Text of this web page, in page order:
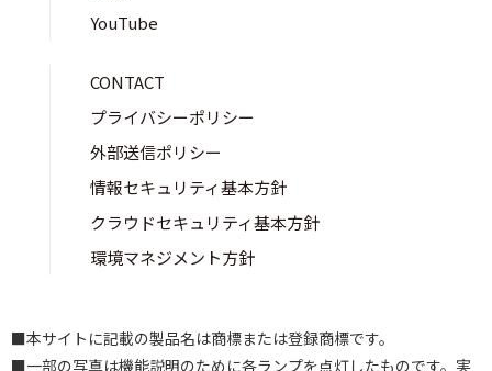
YouTube
CONTACT
プライバシーポリシー
外部送信ポリシー
情報セキュリティ基本方針
クラウドセキュリティ基本方針
環境マネジメント方針
■本サイトに記載の製品名は商標または登録商標です。
■一部の写真は機能説明のために各ランプを点灯したものです。実